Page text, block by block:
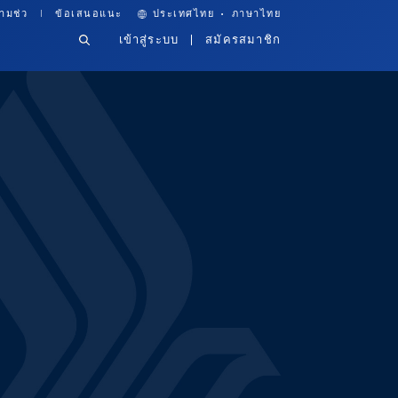
มช่ว ข้อเสนอแนะ ประเทศไทย · ภาษาไทย
เข้าสู่ระบบ สมัครสมาชิก